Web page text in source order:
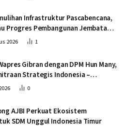
Infrastruktur Pascabencana,
Progres Pembangunan Jembatan
Bireuen
2026 1
Gibran dengan DPM Hun Many,
Strategis Indonesia –
0
AJBI Perkuat Ekosistem
SDM Unggul Indonesia Timur